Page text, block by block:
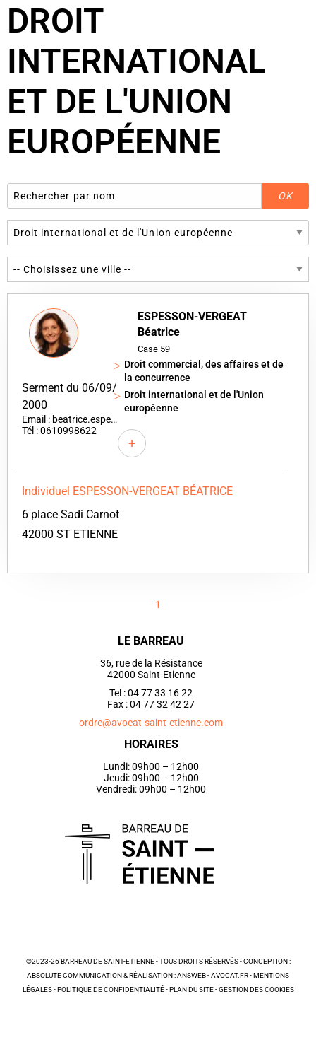
DROIT
INTERNATIONAL
ET DE L'UNION
EUROPÉENNE
ESPESSON-VERGEAT
Béatrice
Case 59
Serment du 06/09/
2000
Email : beatrice.espesson@sfr.fr
Tél : 0610998622
Droit commercial, des affaires et de
la concurrence
Droit international et de l'Union
européenne
+
Individuel ESPESSON-VERGEAT BÉATRICE
6 place Sadi Carnot
42000 ST ETIENNE
1
LE BARREAU
36, rue de la Résistance
42000 Saint-Etienne
Tel : 04 77 33 16 22
Fax : 04 77 32 42 27
ordre@avocat-saint-etienne.com
HORAIRES
Lundi: 09h00 – 12h00
Jeudi: 09h00 – 12h00
Vendredi: 09h00 – 12h00
©2023-26 BARREAU DE SAINT-ETIENNE - TOUS DROITS RÉSERVÉS - CONCEPTION :
ABSOLUTE COMMUNICATION & RÉALISATION : ANSWEB -AVOCAT.FR-MENTIONS
LÉGALES-POLITIQUE DE CONFIDENTIALITÉ-PLAN DU SITE-GESTION DES COOKIES